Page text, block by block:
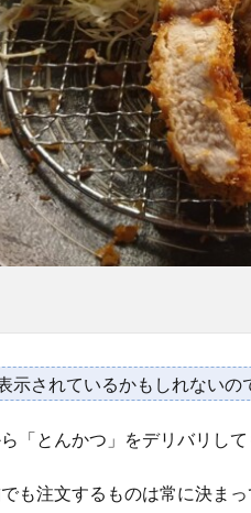
示されているかもしれないの
「とんかつ」をデリバリして
も注文するものは常に決ま